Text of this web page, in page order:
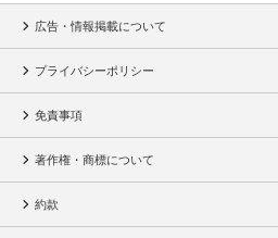
広告・情報掲載について
プライバシーポリシー
免責事項
著作権・商標について
約款